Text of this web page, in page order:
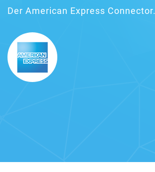
Der American Express Connector.